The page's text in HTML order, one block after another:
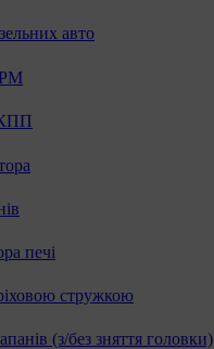
авто
печі
стружкою
(з/без зняття головки)